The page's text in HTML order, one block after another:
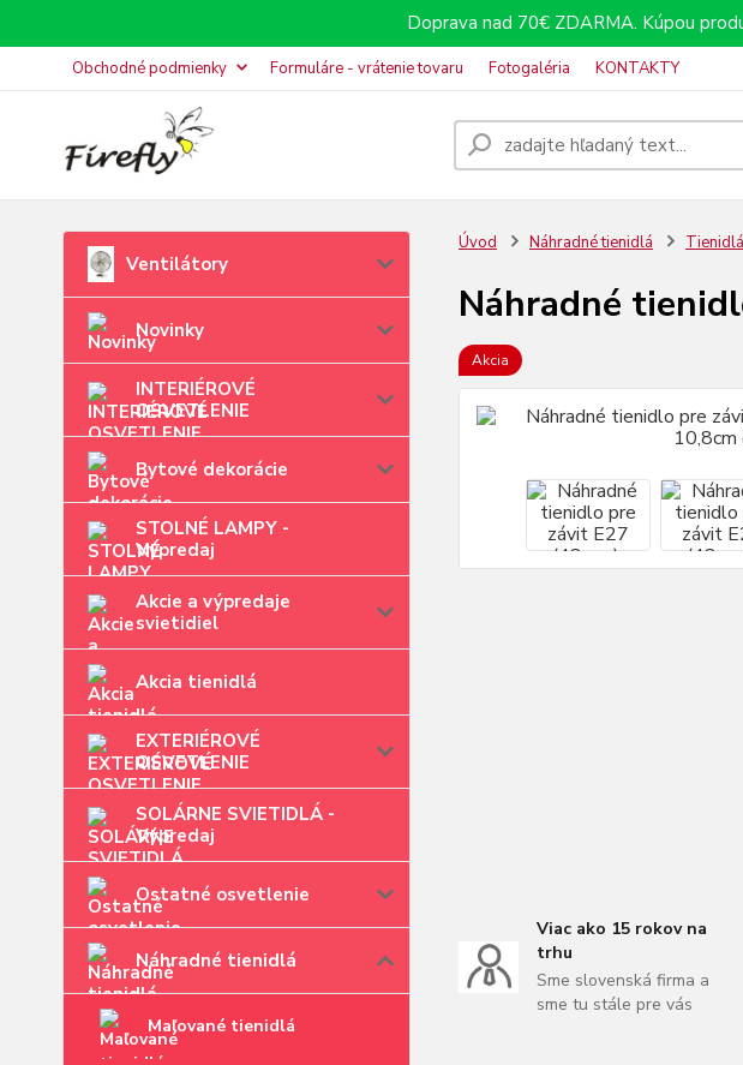
Doprava nad 70€ ZDARMA. Kúpou
Obchodné podmienky Formuláre - vrátenie tovaru Fotogaléria KONTAKTY
Ventilátory
Novinky
INTERIÉROVÉ
OSVETLENIE
Bytové dekorácie
STOLNÉ LAMPY -
Výpredaj
Akcie a výpredaje
svietidiel
Akcia tienidlá
EXTERIÉROVÉ
OSVETLENIE
SOLÁRNE SVIETIDLÁ -
Výpredaj
Ostatné osvetlenie
Náhradné tienidlá
Maľované tienidlá
Úvod Náhradné tienidlá
Náhradné
Akcia
Viac ako 15 rokov na
trhu
Sme slovenská firma a
sme tu stále pre vás